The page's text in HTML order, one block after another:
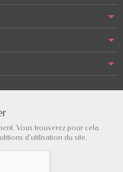
Vous trouverez pour cela
d'utilisation du site.